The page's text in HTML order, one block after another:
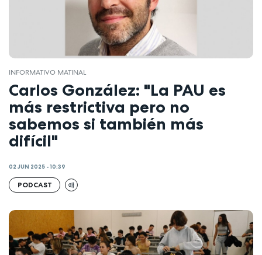
INFORMATIVO MATINAL
Carlos González: "La PAU es
más restrictiva pero no
sabemos si también más
difícil"
02 JUN 2025 - 10:39
PODCAST